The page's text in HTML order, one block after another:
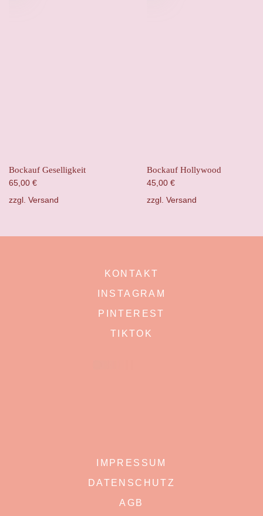
Bockauf Geselligkeit
65,00 €
zzgl. Versand
Bockauf Hollywood
45,00 €
zzgl. Versand
KONTAKT
INSTAGRAM
PINTEREST
TIKTOK
IMPRESSUM
DATENSCHUTZ
AGB